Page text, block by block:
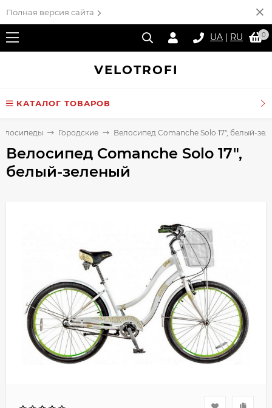
Полная версия сайта
UA | RU 0
VELOTROFI
КАТАЛОГ ТОВАРОВ
Городские Велосипед Comanche Solo 17", белый-
Велосипед Comanche Solo 17",
белый-зеленый